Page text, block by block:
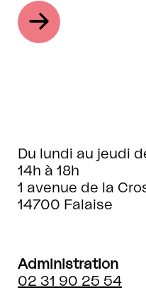
Du lundi au jeudi
14h à 18h
1 avenue de la
14700 Falaise
Administration
02 31 90 25 54